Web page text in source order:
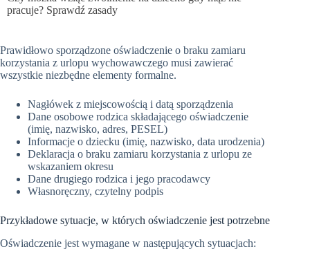
pracuje? Sprawdź zasady
Prawidłowo sporządzone oświadczenie o braku zamiaru
korzystania z urlopu wychowawczego musi zawierać
wszystkie niezbędne elementy formalne.
Nagłówek z miejscowością i datą sporządzenia
Dane osobowe rodzica składającego oświadczenie
(imię, nazwisko, adres, PESEL)
Informacje o dziecku (imię, nazwisko, data urodzenia)
Deklaracja o braku zamiaru korzystania z urlopu ze
wskazaniem okresu
Dane drugiego rodzica i jego pracodawcy
Własnoręczny, czytelny podpis
Przykładowe sytuacje, w których oświadczenie jest potrzebne
Oświadczenie jest wymagane w następujących sytuacjach: